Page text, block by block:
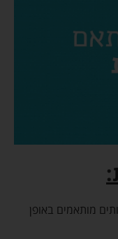
מותאמים באופן